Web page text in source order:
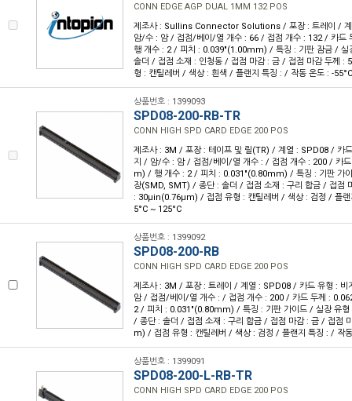
CONN EDGE AGP DUAL 1MM 132 POS
제조사 : Sullins Connector Solutions / 포장 : 트레이 /
암/수 : 암 / 접점/베이/열 개수 : 66 / 접점 개수 : 132 / 카
행 개수 : 2 / 피치 : 0.039"(1.00mm) / 특징 : 기판 잠금 / 실
솔더 / 접점 소재 : 인청동 / 접점 마감 : 금 / 접점 마감 두께
형 : 캔틸레버 / 색상 : 흰색 / 플랜지 특징 : / 작동 온도 : -
상품번호 : 1399093
SPD08-200-RB-TR
CONN HIGH SPD CARD EDGE 200 POS
제조사 : 3M / 포장 : 테이프 및 릴(TR) / 계열 : SPD08 / 카
지 / 암/수 : 암 / 접점/베이/열 개수 : / 접점 개수 : 200 / 카
m) / 행 개수 : 2 / 피치 : 0.031"(0.80mm) / 특징 : 기판 가
장(SMD, SMT) / 종단 : 솔더 / 접점 소재 : 구리 합금 / 접점
: 30µin(0.76µm) / 접점 유형 : 캔틸레버 / 색상 : 검정 / 플랜
5°C ~ 125°C
상품번호 : 1399092
SPD08-200-RB
CONN HIGH SPD CARD EDGE 200 POS
제조사 : 3M / 포장 : 트레이 / 계열 : SPD08 / 카드 유형 : 비
암 / 접점/베이/열 개수 : / 접점 개수 : 200 / 카드 두께 :
2 / 피치 : 0.031"(0.80mm) / 특징 : 기판 가이드 / 실장 유
/ 종단 : 솔더 / 접점 소재 : 구리 합금 / 접점 마감 : 금 / 접점
m) / 접점 유형 : 캔틸레버 / 색상 : 검정 / 플랜지 특징 : / 작
상품번호 : 1399091
SPD08-200-L-RB-TR
CONN HIGH SPD CARD EDGE 200 POS